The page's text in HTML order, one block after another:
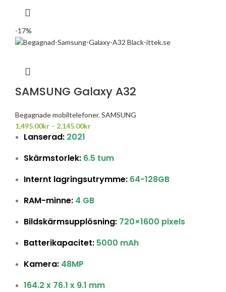
-17%
SAMSUNG Galaxy A32
Begagnade mobiltelefoner, SAMSUNG
1,495.00kr – 2,145.00kr
Lanserad: 2021
Skärmstorlek: 6.5 tum
Internt lagringsutrymme: 64-128GB
RAM-minne: 4 GB
Bildskärmsupplösning: 720×1600 pixels
Batterikapacitet: 5000 mAh
Kamera: 48MP
164.2 x 76.1 x 9.1 mm